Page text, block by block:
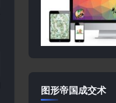
图形帝国成交术